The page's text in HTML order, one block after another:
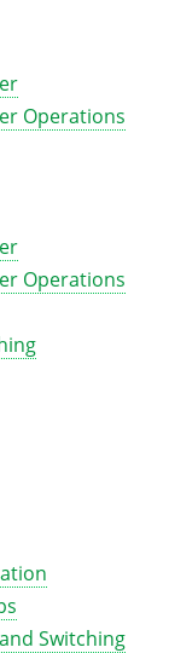
Operations
Operations
Switching